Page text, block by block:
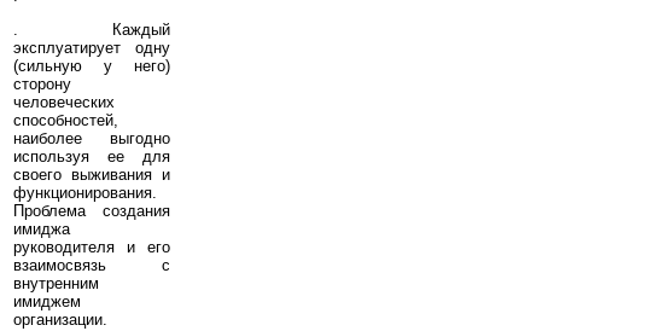
. Каждый
эксплуатирует одну
(сильную у него)
сторону
человеческих
способностей,
наиболее выгодно
используя ее для
своего выживания и
функционирования.
Проблема создания
имиджа
руководителя и его
взаимосвязь с
внутренним
имиджем
организации.